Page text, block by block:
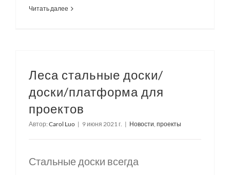
Читать далее
Леса стальные доски/
доски/платформа для
проектов
Автор: Carol Luo | 9 июня 2021 г. | Новости, проекты
Стальные доски всегда